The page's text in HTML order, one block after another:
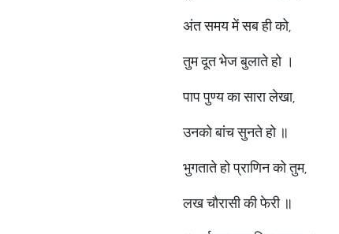
अंत समय में सब ही को,
तुम दूत भेज बुलाते हो ।
पाप पुण्य का सारा लेखा,
उनको बांच सुनते हो ॥
भुगताते हो प्राणिन को तुम,
लख चौरासी की फेरी ॥